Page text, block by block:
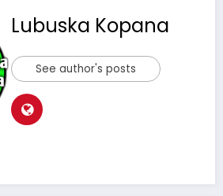
Lubuska Kopana
See author's posts